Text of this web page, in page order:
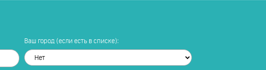
Ваш город (если есть в списке):